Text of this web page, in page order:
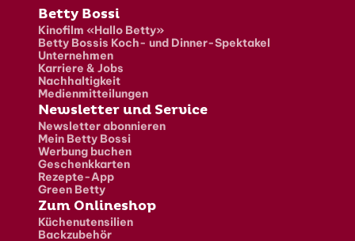
Fusszeile
Betty Bossi
Kinofilm «Hallo Betty»
Betty Bossis Koch- und Dinner-Spektakel
Unternehmen
Karriere & Jobs
Nachhaltigkeit
Medienmitteilungen
Newsletter und Service
Newsletter abonnieren
Mein Betty Bossi
Werbung buchen
Geschenkkarten
Rezepte-App
Green Betty
Zum Onlineshop
Küchenutensilien
Backzubehör